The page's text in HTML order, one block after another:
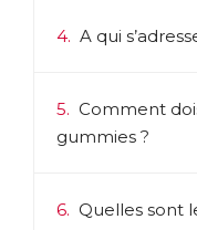
4. A qui
5. Comment
gummies ?
6. Quelles sont